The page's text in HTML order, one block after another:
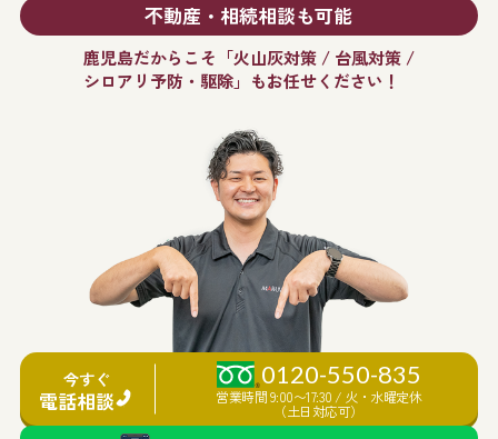
不動産・相続相談も可能
鹿児島だからこそ「火山灰対策 / 台風対策 /
シロアリ予防・駆除」もお任せください！
今すぐ
電話相談
0120-550-835
営業時間 9:00〜17:30 / 火・水曜定休
（土日対応可）